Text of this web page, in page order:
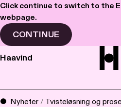
Click continue to switch to the
webpage.
CONTINUE
Haavind
Nyheter / Tvisteløsning og